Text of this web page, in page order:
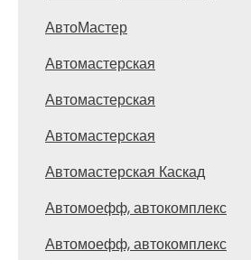
АвтоМастер
Автомастерская
Автомастерская
Автомастерская
Автомастерская Каскад
Автомоефф, автокомплекс
Автомоефф, автокомплекс